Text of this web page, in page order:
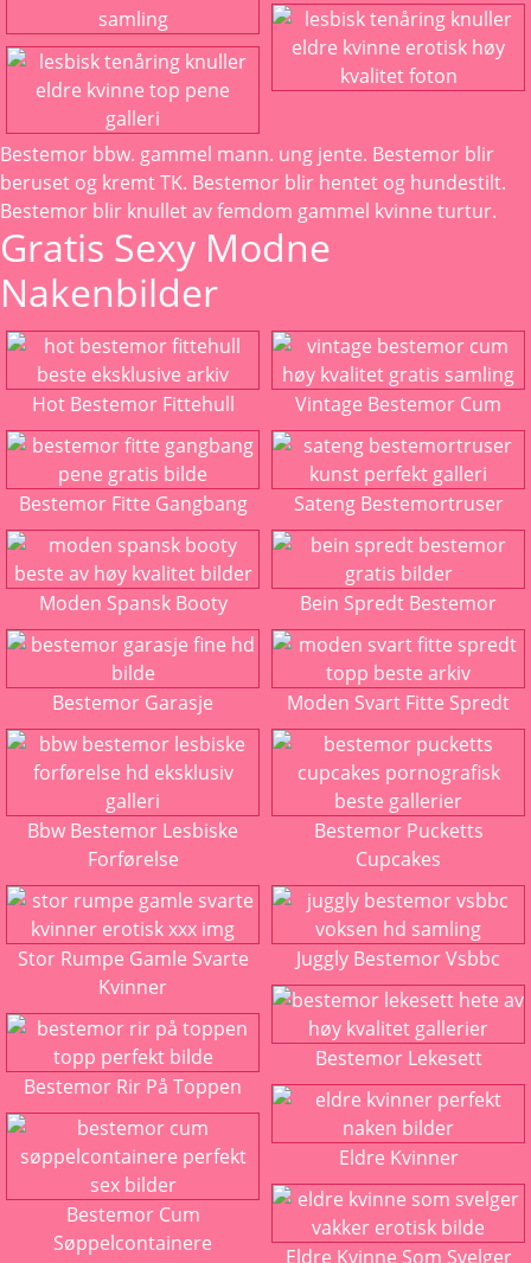
Bestemor bbw. gammel mann. ung jente. Bestemor blir
beruset og kremt TK. Bestemor blir hentet og hundestilt.
Bestemor blir knullet avfemdom gammel kvinne turtur.
Gratis Sexy Modne
Nakenbilder
Hot Bestemor Fittehull
Bestemor Fitte Gangbang
Moden Spansk Booty
Bestemor Garasje
Bbw Bestemor Lesbiske
Forførelse
Stor Rumpe Gamle Svarte
Kvinner
Bestemor Rir På Toppen
Bestemor Cum
Søppelcontainere
Vintage Bestemor Cum
Sateng Bestemortruser
Bein Spredt Bestemor
Moden Svart Fitte Spredt
Bestemor Pucketts
Cupcakes
Juggly Bestemor Vsbbc
Bestemor Lekesett
Eldre Kvinner
Eldre Kvinne Som Svelger